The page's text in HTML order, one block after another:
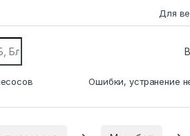
Для
Ошибки, устранение